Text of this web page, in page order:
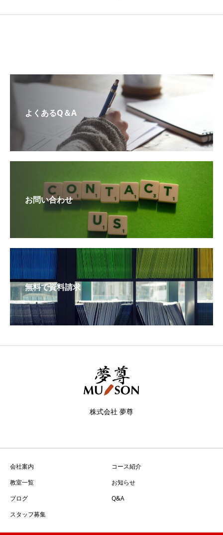
よくあるQ＆A
お問い合わせ
無料で資料請求
株式会社 夢尊
会社案内
コース紹介
教室一覧
お知らせ
ブログ
Q&A
スタッフ募集